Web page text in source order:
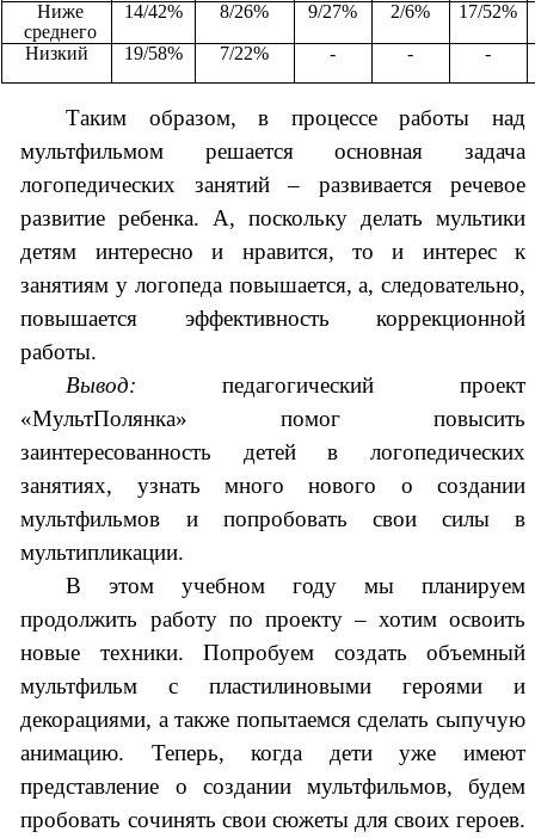
Ниже
среднего
14/42% 8/26% 9/27% 2/6% 17/52%
Низкий 19/58% 7/22% - - -
Таким образом, в процессе работы над
мультфильмом решается основная задача
логопедических занятий – развивается речевое
развитие ребенка. А, поскольку делать мультики
детям интересно и нравится, то и интерес к
занятиям у логопеда повышается, а, следовательно,
повышается эффективность коррекционной
работы.
Вывод: педагогический проект
«МультПолянка» помог повысить
заинтересованность детей в логопедических
занятиях, узнать много нового о создании
мультфильмов и попробовать свои силы в
мультипликации.
В этом учебном году мы планируем
продолжить работу по проекту – хотим освоить
новые техники. Попробуем создать объемный
мультфильм с пластилиновыми героями и
декорациями, а также попытаемся сделать сыпучую
анимацию. Теперь, когда дети уже имеют
представление о создании мультфильмов, будем
пробовать сочинять свои сюжеты для своих героев.